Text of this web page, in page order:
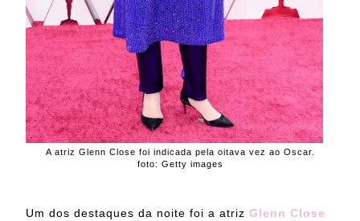
A atriz Glenn Close foi indicada pela oitava vez ao Oscar.
foto: Getty images
Um dos destaques da noite foi a atriz Glenn Close